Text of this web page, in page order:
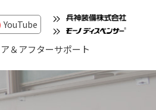
YouTube
＆アフターサポート